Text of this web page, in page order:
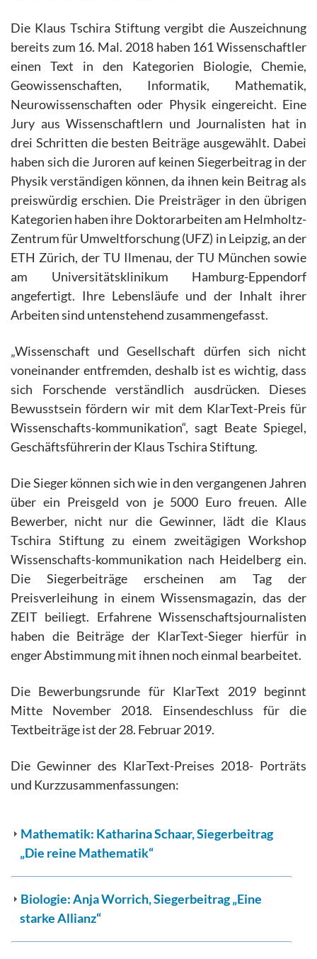
Die Klaus Tschira Stiftung vergibt die Auszeichnung
bereits zum 16. Mal. 2018 haben 161 Wissenschaftler
einen Text in den Kategorien Biologie, Chemie,
Geowissenschaften, Informatik, Mathematik,
Neurowissenschaften oder Physik eingereicht. Eine
Jury aus Wissenschaftlern und Journalisten hat in
drei Schritten die besten Beiträge ausgewählt. Dabei
haben sich die Juroren auf keinen Siegerbeitrag in der
Physik verständigen können, da ihnen kein Beitrag als
preiswürdig erschien. Die Preisträger in den übrigen
Kategorien haben ihre Doktorarbeiten am Helmholtz-
Zentrum für Umweltforschung (UFZ) in Leipzig, an der
ETH Zürich, der TU Ilmenau, der TU München sowie
am Universitätsklinikum Hamburg-Eppendorf
angefertigt. Ihre Lebensläufe und der Inhalt ihrer
Arbeiten sind untenstehend zusammengefasst.
„Wissenschaft und Gesellschaft dürfen sich nicht
voneinander entfremden, deshalb ist es wichtig, dass
sich Forschende verständlich ausdrücken. Dieses
Bewusstsein fördern wir mit dem KlarText-Preis für
Wissenschafts-kommunikation“, sagt Beate Spiegel,
Geschäftsführerin der Klaus Tschira Stiftung.
Die Sieger können sich wie in den vergangenen Jahren
über ein Preisgeld von je 5000 Euro freuen. Alle
Bewerber, nicht nur die Gewinner, lädt die Klaus
Tschira Stiftung zu einem zweitägigen Workshop
Wissenschafts-kommunikation nach Heidelberg ein.
Die Siegerbeiträge erscheinen am Tag der
Preisverleihung in einem Wissensmagazin, das der
ZEIT beiliegt. Erfahrene Wissenschaftsjournalisten
haben die Beiträge der KlarText-Sieger hierfür in
enger Abstimmung mit ihnen noch einmal bearbeitet.
Die Bewerbungsrunde für KlarText 2019 beginnt
Mitte November 2018. Einsendeschluss für die
Textbeiträge ist der 28. Februar 2019.
Die Gewinner des KlarText-Preises 2018- Porträts
und Kurzzusammenfassungen:
Mathematik: Katharina Schaar, Siegerbeitrag
„Die reine Mathematik“
Biologie: Anja Worrich, Siegerbeitrag „Eine
starke Allianz“